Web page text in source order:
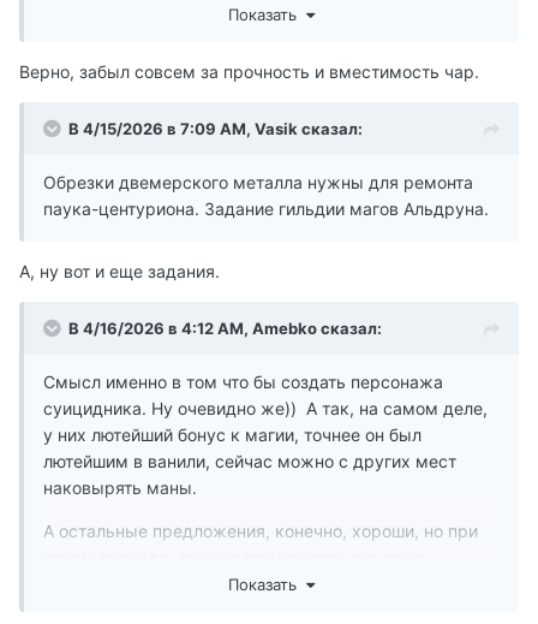
Толку от кусков двемерского металла никакого. Его и
квеста в одной из гильдий. Ну и может быть
где можно их применить. А так, делайте зелье на
перо/силу и таскайте эти обрезки хоть в товарных
количествах.
Показать
Верно, забыл совсем за прочность и вместимость чар.
В 4/15/2026 в 7:09 AM, Vasikсказал:
Обрезки двемерского металла нужны для ремонта
паука-центуриона. Задание гильдии магов Альдруна.
А, ну вот и еще задания.
В 4/16/2026 в 4:12 AM, Amebkoсказал:
Смысл именно в том что бы создать персонажа
суицидника. Ну очевидно же)) А так, на самом деле,
у них лютейший бонус к магии, точнее он был
лютейшим в ванили, сейчас можно с других мест
наковырять маны.
А остальные предложения, конечно, хороши, но при
Показать